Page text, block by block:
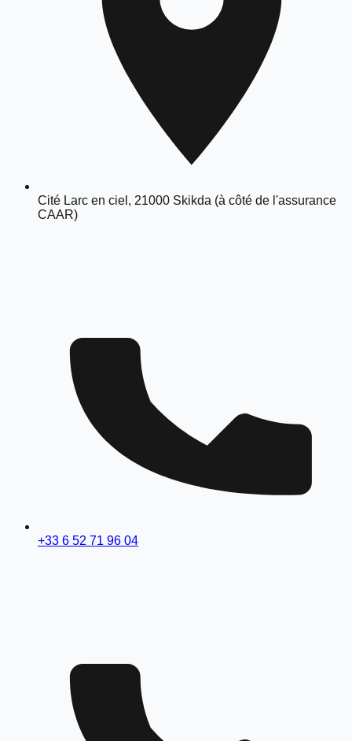
Cité Larc en ciel, 21000 Skikda (à côté de l'assurance
CAAR)
+33 6 52 71 96 04